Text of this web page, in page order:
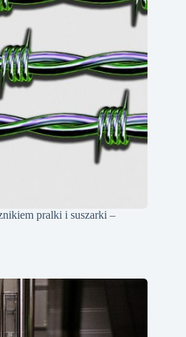
pralki i suszarki –